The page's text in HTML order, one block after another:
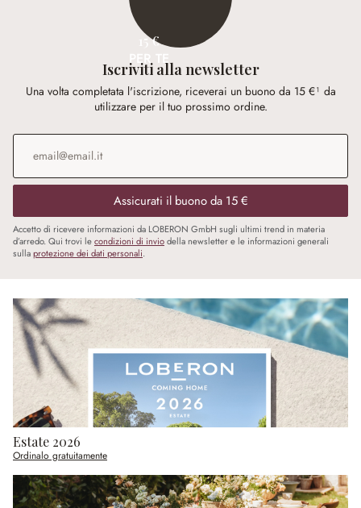
15 €
PER TE
Iscriviti alla newsletter
Una volta completata l'iscrizione, riceverai un buono da 15 €¹ da
utilizzare per il tuo prossimo ordine.
Indirizzo e-mail
Assicurati il buono da 15 €
Accetto di ricevere informazioni da LOBERON GmbH sugli ultimi trend in materia
d’arredo. Qui trovi lecondizioni di inviodella newsletter e le informazioni generali
sullaprotezione dei dati personali.
Estate 2026
Ordinalo gratuitamente